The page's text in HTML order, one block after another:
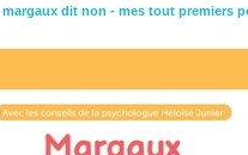
margaux dit non - mes tout premiers